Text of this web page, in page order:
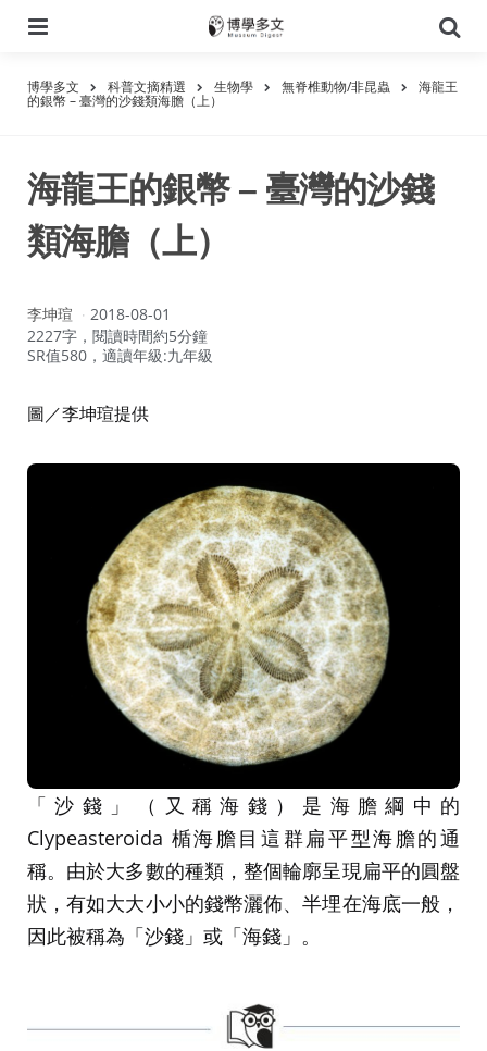
尋
博學多文 科普文摘精選 生物學 無脊椎動物/非昆蟲 海龍王
的銀幣 – 臺灣的沙錢類海膽（上）
海龍王的銀幣 – 臺灣的沙錢
類海膽（上）
作
者：
李坤瑄
2018-08-01
2227字，閱讀時間約5分鐘
SR值580，適讀年級:九年級
圖／李坤瑄提供
「沙錢」（又稱海錢）是海膽綱中的
Clypeasteroida 楯海膽目這群扁平型海膽的通
稱。由於大多數的種類，整個輪廓呈現扁平的圓盤
狀，有如大大小小的錢幣灑佈、半埋在海底一般，
因此被稱為「沙錢」或「海錢」。